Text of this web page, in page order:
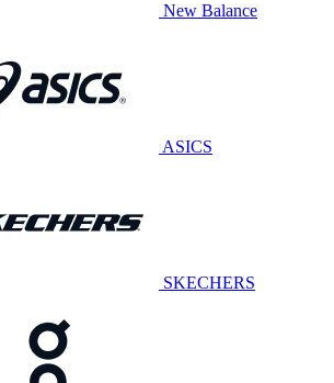
New Balance
ASICS
SKECHERS